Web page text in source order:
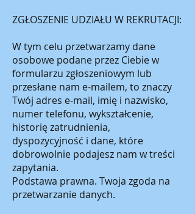
ZGŁOSZENIE UDZIAŁU W REKRUTACJI:
W tym celu przetwarzamy dane
osobowe podane przez Ciebie w
formularzu zgłoszeniowym lub
przesłane nam e-mailem, to znaczy
Twój adres e-mail, imię i nazwisko,
numer telefonu, wykształcenie,
historię zatrudnienia,
dyspozycyjność i dane, które
dobrowolnie podajesz nam w treści
zapytania.
Podstawa prawna. Twoja zgoda na
przetwarzanie danych.